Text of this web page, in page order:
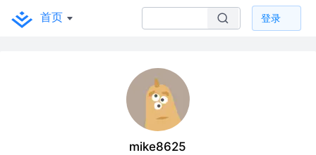
首页 登录
mike8625